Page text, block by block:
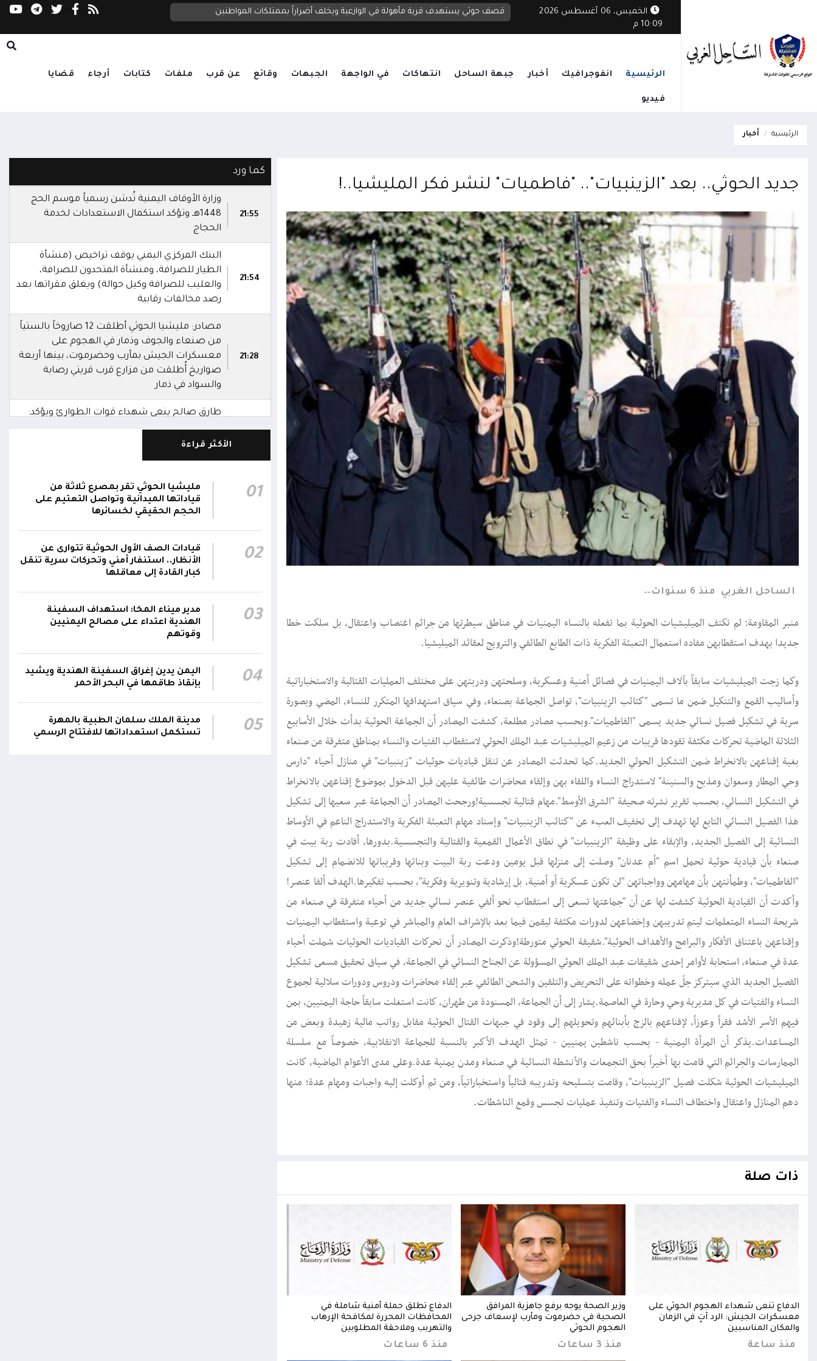
الخميس، 06 أغسطس 2026
10:09 م
قصف حوثي يستهدف قرية مأهولة في الوازعية ويخلف أضراراً بممتلكات المواطنين
إب.. مليشيا الحوثي تقتحم عمارة سكنية وتنهب
الرئيسية انفوجرافيك أخبار جبهة الساحل انتهاكات في الواجهة الجبهات وقائع عن قرب ملفات كتابات أرجاء قضايا
فيديو
الرئيسية أخبار
جديد الحوثي.. بعد "الزينبيات".. "فاطميات" لنشر فكر المليشيا..!
الساحل الغربي منذ 6 سنوات
منبر المقاومة: لم تكتف الميليشيات الحوثية بما تفعله بالنساء اليمنيات في مناطق سيطرتها من جرائم اغتصاب واعتقال، بل سلكت خطا
جديدا بهدف استقطابهن مفاده استعمال التعبئة الفكرية ذات الطابع الطائفي والترويج لعقائد الميليشيا.
وكما زجت الميليشيات سابقاً بآلاف اليمنيات في فصائل أمنية وعسكرية، وسلحتهن ودربتهن على مختلف العمليات القتالية والاستخباراتية
وأساليب القمع والتنكيل ضمن ما تسمى "كتائب الزينبيات"، تواصل الجماعة بصنعاء، وفي سياق استهدافها المتكرر للنساء، المضي وبصورة
سرية في تشكيل فصيل نسائي جديد يسمى "الفاطميات".وبحسب مصادر مطلعة، كشفت المصادر أن الجماعة الحوثية بدأت خلال الأسابيع
الثلاثة الماضية تحركات مكثفة تقودها قريبات من زعيم الميليشيات عبد الملك الحوثي لاستقطاب الفتيات والنساء بمناطق متفرقة من صنعاء
بغية إقناعهن بالانخراط ضمن التشكيل الحوثي الجديد.كما تحدثت المصادر عن تنقل قياديات حوثيات "زينبيات" في منازل أحياء "دارس
وحي المطار وسعوان ومذبح والسنينة" لاستدراج النساء واللقاء بهن وإلقاء محاضرات طائفية عليهن قبل الدخول بموضوع إقناعهن بالانخراط
في التشكيل النسائي، بحسب تقرير نشرته صحيفة "الشرق الأوسط".مهام قتالية تجسسية!ورجحت المصادر أن الجماعة عبر سعيها إلى تشكيل
هذا الفصيل النسائي التابع لها تهدف إلى تخفيف العبء عن "كتائب الزينبيات" وإسناد مهام التعبئة الفكرية والاستدراج الناعم في الأوساط
النسائية إلى الفصيل الجديد، والإبقاء على وظيفة "الزينبيات" في نطاق الأعمال القمعية والقتالية والتجسسية.بدورها، أفادت ربة بيت في
صنعاء بأن قيادية حوثية تحمل اسم "أم عدنان" وصلت إلى منزلها قبل يومين ودعت ربة البيت وبناتها وقريباتها للانضمام إلى تشكيل
"الفاطميات"، وطمأنتهن بأن مهامهن وواجباتهن "لن تكون عسكرية أو أمنية، بل إرشادية وتنويرية وفكرية"، بحسب تفكيرها.الهدف ألفا عنصر!
وأكدت أن القيادية الحوثية كشفت لها عن أن "جماعتها تسعى إلى استقطاب نحو ألفي عنصر نسائي جديد من أحياء متفرقة في صنعاء من
شريحة النساء المتعلمات ليتم تدريبهن وإخضاعهن لدورات مكثفة ليقمن فيما بعد بالإشراف العام والمباشر في توعية واستقطاب اليمنيات
وإقناعهن باعتناق الأفكار والبرامج والأهداف الحوثية".شقيقة الحوثي متورطة!وذكرت المصادر أن تحركات القياديات الحوثيات شملت أحياء
عدة في صنعاء، استجابة لأوامر إحدى شقيقات عبد الملك الحوثي المسؤولة عن الجناح النسائي في الجماعة، في سياق تحقيق مسعى تشكيل
الفصيل الجديد الذي سيتركز جلّ عمله وخطواته على التحريض والتلقين والشحن الطائفي عبر إلقاء محاضرات ودروس ودورات سلالية لجموع
النساء والفتيات في كل مديرية وحي وحارة في العاصمة.يشار إلى أن الجماعة، المسنودة من طهران، كانت استغلت سابقاً حاجة اليمنيين، بمن
فيهم الأسر الأشد فقراً وعوزاً، لإقناعهم بالزج بأبنائهم وتحويلهم إلى وقود في جبهات القتال الحوثية مقابل رواتب مالية زهيدة وبعض من
المساعدات.يذكر أن المرأة اليمنية - بحسب ناشطين يمنيين - تمثل الهدف الأكبر بالنسبة للجماعة الانقلابية، خصوصاً مع سلسلة
الممارسات والجرائم التي قامت بها أخيراً بحق التجمعات والأنشطة النسائية في صنعاء ومدن يمنية عدة.وعلى مدى الأعوام الماضية، كانت
الميليشيات الحوثية شكلت فصيل "الزينبيات"، وقامت بتسليحه وتدريبه قتالياً واستخباراتياً، ومن ثم أوكلت إليه واجبات ومهام عدة؛ منها
دهم المنازل واعتقال واختطاف النساء والفتيات وتنفيذ عمليات تجسس وقمع الناشطات.
ذات صلة
الدفاع تنعى شهداء الهجوم الحوثي على
معسكرات الجيش: الرد آتٍ في الزمان
والمكان المناسبين
منذ ساعة
وزير الصحة يوجه برفع جاهزية المرافق
الصحية في حضرموت ومأرب لإسعاف جرحى
الهجوم الحوثي
منذ 3 ساعات
الدفاع تطلق حملة أمنية شاملة في
المحافظات المحررة لمكافحة الإرهاب
والتهريب وملاحقة المطلوبين
منذ 6 ساعات
كما ورد
21:55
وزارة الأوقاف اليمنية تُدشن رسمياً موسم الحج
1448هـ وتؤكد استكمال الاستعدادات لخدمة
الحجاج
21:54
البنك المركزي اليمني يوقف تراخيص (منشأة
الطيار للصرافة، ومنشأة المتحدون للصرافة،
والعليب للصرافة وكيل حوالة) ويغلق مقراتها بعد
رصد مخالفات رقابية
21:28
مصادر: مليشيا الحوثي أطلقت 12 صاروخاً بالستياً
من صنعاء والجوف وذمار في الهجوم على
معسكرات الجيش بمأرب وحضرموت، بينها أربعة
صواريخ أُطلقت من مزارع قرب قريتي رصابة
والسواد في ذمار
20:22
طارق صالح ينعى شهداء قوات الطوارئ ويؤكد:
دماؤهم لن تذهب هدراً ومليشيا الحوثي ستنال
جزاءها
20:18
شهداء قوات الطوارئ اليمنية الذين ارتقوا إثر
العدوان الحوثي الغادر
حضرموت ومأرب دليل جديد على إرهاب المليشيا
وتعازينا لأسر الجنود اليمنيين
مأرب وحضرموت
13:28
شهداء وجرحى في هجوم بمُسيرات حوثية
استهدف معسكرين لقوات الطوارئ في منطقة
الرويك بصحراء حضرموت
الأكثر قراءة
01
مليشيا الحوثي تقر بمصرع ثلاثة من
قياداتها الميدانية وتواصل التعتيم على
الحجم الحقيقي لخسائرها
02
قيادات الصف الأول الحوثية تتوارى عن
الأنظار.. استنفار أمني وتحركات سرية تنقل
كبار القادة إلى معاقلها
03
مدير ميناء المخا: استهداف السفينة
الهندية اعتداء على مصالح اليمنيين
وقوتهم
04
اليمن يدين إغراق السفينة الهندية ويشيد
بإنقاذ طاقمها في البحر الأحمر
05
مدينة الملك سلمان الطبية بالمهرة
تستكمل استعداداتها للافتتاح الرسمي